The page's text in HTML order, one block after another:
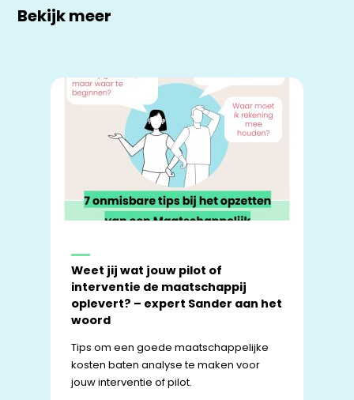
Bekijk meer
Weet jij wat jouw pilot of
interventie de maatschappij
oplevert? – expert Sander aan het
woord
Tips om een goede maatschappelijke
kosten baten analyse te maken voor
jouw interventie of pilot.